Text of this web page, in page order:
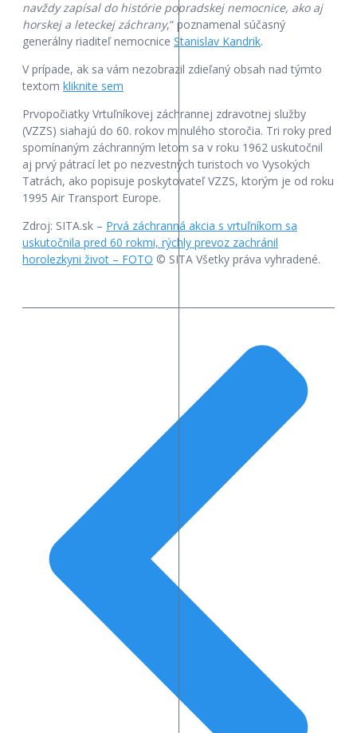
navždy zapísal do histórie popradskej nemocnice, ako aj
horskej a leteckej záchrany,“ poznamenal súčasný
generálny riaditeľ nemocnice Stanislav Kandrik.
V prípade, ak sa vám nezobrazil zdieľaný obsah nad týmto
textom kliknite sem
Prvopočiatky Vrtuľníkovej záchrannej zdravotnej služby
(VZZS) siahajú do 60. rokov minulého storočia. Tri roky pred
spomínaným záchranným letom sa v roku 1962 uskutočnil
aj prvý pátrací let po nezvestných turistoch vo Vysokých
Tatrách, ako popisuje poskytovateľ VZZS, ktorým je od roku
1995 Air Transport Europe.
Zdroj: SITA.sk – Prvá záchranná akcia s vrtuľníkom sa
uskutočnila pred 60 rokmi, rýchly prevoz zachránil
horolezkyni život – FOTO © SITA Všetky práva vyhradené.